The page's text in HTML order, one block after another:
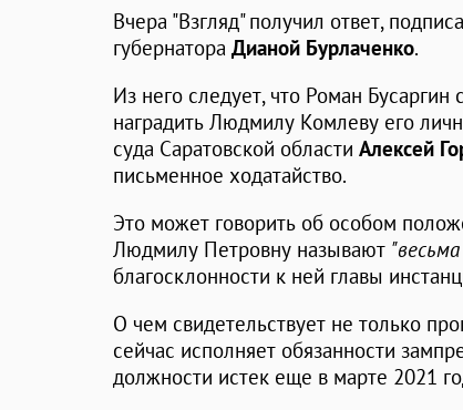
Вчера "Взгляд" получил ответ,
губернатора Дианой Бурлаченко.
Из него следует, что Роман Бусаргин
наградить Людмилу Комлеву его
суда Саратовской области Алексей
письменное ходатайство.
Это может говорить об особом
Людмилу Петровну называют
благосклонности к ней главы
О чем свидетельствует не только
сейчас исполняет обязанности
должности истек еще в марте 2021